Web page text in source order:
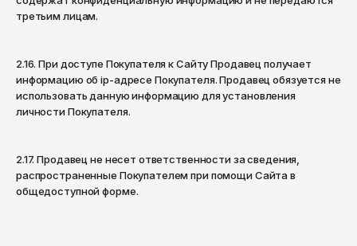
третьим лицам.
2.16. При доступе Покупателя к Сайту Продавец получает
информацию об ip-адресе Покупателя. Продавец обязуется не
использовать данную информацию для установления
личности Покупателя.
2.17. Продавец не несет ответственности за сведения,
распространенные Покупателем при помощи Сайта в
общедоступной форме.
Чита
Южно-Сахалинск
Якутск
Ярославль